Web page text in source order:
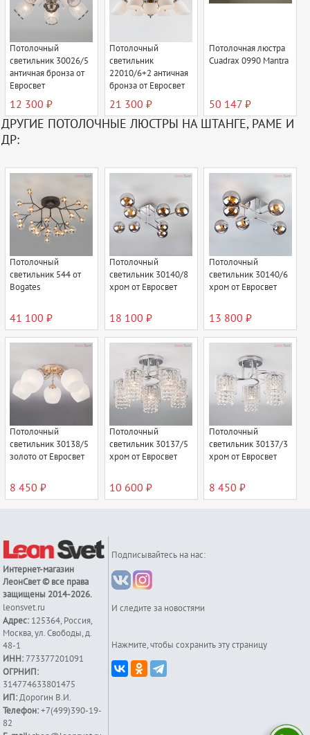
Потолочный
светильник 30026/5
античная бронза от
Евросвет
12 300 ₽
Потолочный
светильник
22010/6+2 античная
бронза от Евросвет
21 300 ₽
Потолочная люстра
Cuadrax 0990 Mantra
50 147 ₽
ДРУГИЕ ПОТОЛОЧНЫЕ ЛЮСТРЫ НА ШТАНГЕ, РАМЕ И
ДР:
Потолочный
светильник 544 от
Bogates
41 100 ₽
Потолочный
светильник 30140/8
хром от Евросвет
18 100 ₽
Потолочный
светильник 30140/6
хром от Евросвет
13 800 ₽
Потолочный
светильник 30138/5
золото от Евросвет
8 450 ₽
Потолочный
светильник 30137/5
хром от Евросвет
10 600 ₽
Потолочный
светильник 30137/3
хром от Евросвет
8 450 ₽
Интернет-магазин
ЛеонСвет© все права
защищены 2014-2026.
leonsvet.ru
Адрес: 125364,Россия,
Москва,ул. Свободы, д.
48-1
ИНН:773377201091
ОГРНИП:
314774633801475
ИП:Дорогин В.И.
Телефон: +7(499)390-19-
82
Подписывайтесь на нас:
И следите за новостями
Нажмите, чтобы сохранить эту страницу